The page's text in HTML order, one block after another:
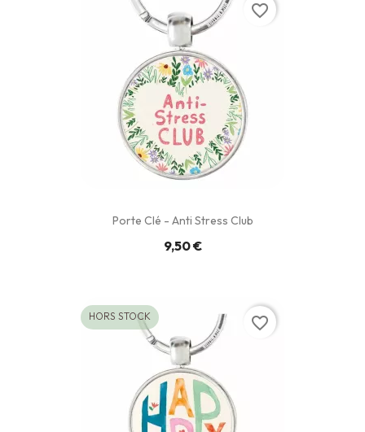
Porte Clé - Anti Stress Club
9,50 €
favorite_border
HORS STOCK favorite_border